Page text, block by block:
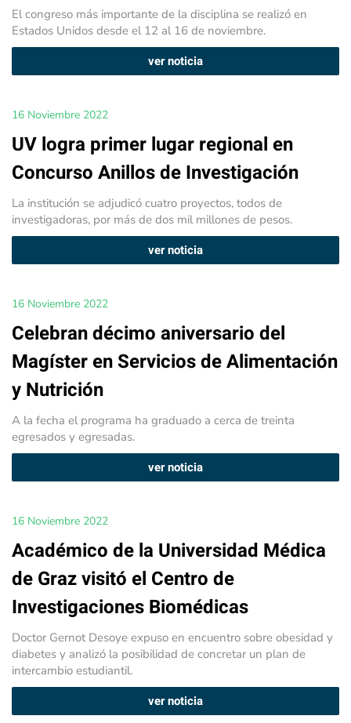
El congreso más importante de la disciplina se realizó en
Estados Unidos desde el 12 al 16 de noviembre.
ver noticia
16 Noviembre 2022
UV logra primer lugar regional en
Concurso Anillos de Investigación
La institución se adjudicó cuatro proyectos, todos de
investigadoras, por más de dos mil millones de pesos.
ver noticia
16 Noviembre 2022
Celebran décimo aniversario del
Magíster en Servicios de Alimentación
y Nutrición
A la fecha el programa ha graduado a cerca de treinta
egresados y egresadas.
ver noticia
16 Noviembre 2022
Académico de la Universidad Médica
de Graz visitó el Centro de
Investigaciones Biomédicas
Doctor Gernot Desoye expuso en encuentro sobre obesidad y
diabetes y analizó la posibilidad de concretar un plan de
intercambio estudiantil.
ver noticia